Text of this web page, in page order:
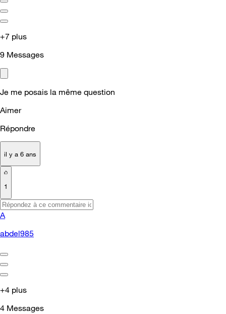
+7 plus
9 Messages
Je me posais la même question
Aimer
Répondre
il y a 6 ans
1
A
abdel985
+4 plus
4 Messages